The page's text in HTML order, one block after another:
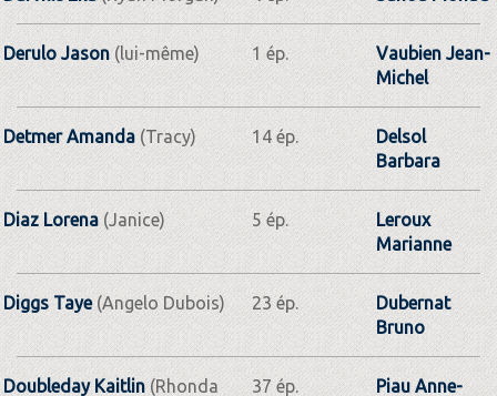
Derulo Jason (lui-même) 1 ép.
Vaubien Jean-
Michel
Detmer Amanda (Tracy) 14 ép.
Delsol
Barbara
Diaz Lorena (Janice) 5 ép.
Leroux
Marianne
Diggs Taye(Angelo Dubois) 23 ép.
Dubernat
Bruno
Doubleday Kaitlin(Rhonda 37 ép. Piau Anne-